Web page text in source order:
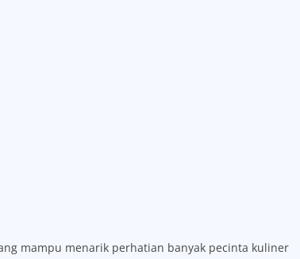
mampu menarik perhatian banyak pecinta kuliner